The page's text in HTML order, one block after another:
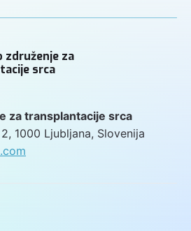
združenje za
srca
za transplantacije srca
1000 Ljubljana, Slovenija